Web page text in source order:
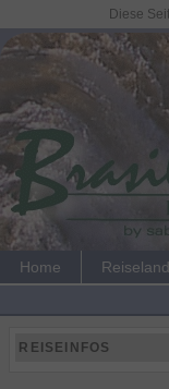
Home
REISEINFOS
Diese